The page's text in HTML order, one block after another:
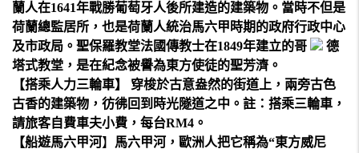
蘭人在1641年戰勝葡萄牙人後所建造的建築物。當時不但是
荷蘭總監居所，也是荷蘭人統治馬六甲時期的政府行政中心
及市政局。聖保羅教堂法國傳教士在1849年建立的哥
德
塔式教堂，是在紀念被譽為東方使徒的聖芳濟。
【搭乘人力三輪車】 穿梭於古意盎然的街道上，兩旁古色
古香的建築物，彷彿回到時光隧道之中。註：搭乘三輪車，
請旅客自費車夫小費，每台RM4。
【船遊馬六甲河】 馬六甲河，歐洲人把它稱為“東方威尼